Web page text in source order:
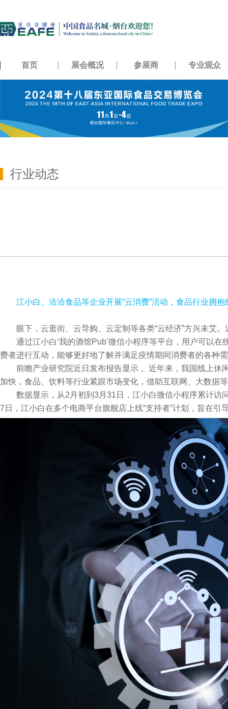
首页 展会概况 参展商 专业观众
行业动态
江小白、洽洽食品等企业开展“云消费”活动， 食品行业拥抱
眼下，云逛街、云导购、云定制等各类“云经济”方兴未艾
通过江小白‘我的酒馆Pub’微信小程序等平台，用户可以
费者进行互动，能够更好地了解并满足疫情期间消费者的各种
前瞻产业研究院近日发布报告显示， 近年来，我国线上
加快，食品、饮料等行业紧跟市场变化，借助互联网、大数据
数据显示，从2月初到3月31日，江小白微信小程序累计
7日，江小白在多个电商平台旗舰店上线“支持者”计划，旨在引